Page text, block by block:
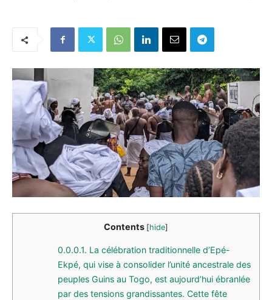
Contents [hide]
0.0.0.1. La célébration traditionnelle d’Epé-
Ekpé, qui vise à consolider l’unité ancestrale des
peuples Guins au Togo, est aujourd’hui ébranlée
par des tensions grandissantes. Cette fête